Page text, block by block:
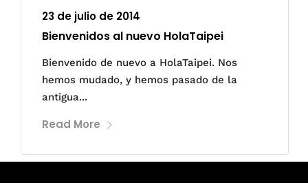
23 de julio de 2014
Bienvenidos al nuevo HolaTaipei
Bienvenido de nuevo a HolaTaipei. Nos
hemos mudado, y hemos pasado de la
antigua...
Read More